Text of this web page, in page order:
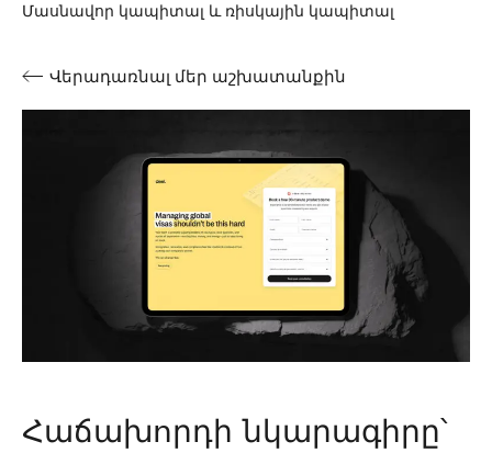
Մասնավոր կապիտալ և ռիսկային կապիտալ
Վերադառնալ մեր աշխատանքին
Հաճախորդի նկարագիրը՝